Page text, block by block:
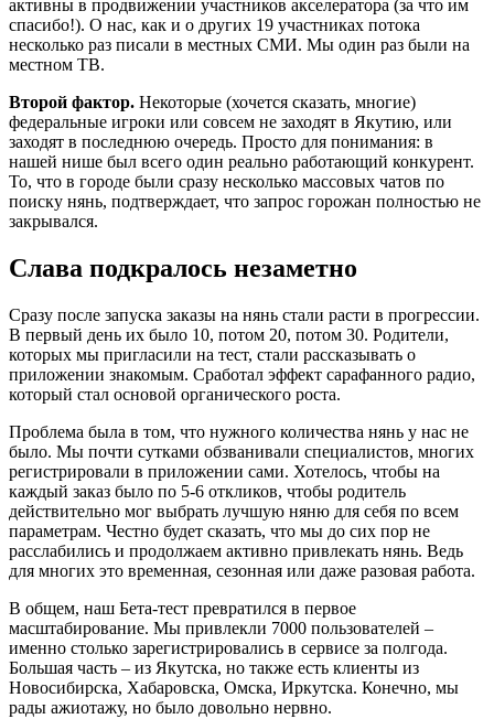
активны в продвижении участников акселератора (за что им
спасибо!). О нас, как и о других 19 участниках потока
несколько раз писали в местных СМИ. Мы один раз были на
местном ТВ.
Второй фактор. Некоторые (хочется сказать, многие)
федеральные игроки или совсем не заходят в Якутию, или
заходят в последнюю очередь. Просто для понимания: в
нашей нише был всего один реально работающий конкурент.
То, что в городе были сразу несколько массовых чатов по
поиску нянь, подтверждает, что запрос горожан полностью не
закрывался.
Слава подкралось незаметно
Сразу после запуска заказы на нянь стали расти в прогрессии.
В первый день их было 10, потом 20, потом 30. Родители,
которых мы пригласили на тест, стали рассказывать о
приложении знакомым. Сработал эффект сарафанного радио,
который стал основой органического роста.
Проблема была в том, что нужного количества нянь у нас не
было. Мы почти сутками обзванивали специалистов, многих
регистрировали в приложении сами. Хотелось, чтобы на
каждый заказ было по 5-6 откликов, чтобы родитель
действительно мог выбрать лучшую няню для себя по всем
параметрам. Честно будет сказать, что мы до сих пор не
расслабились и продолжаем активно привлекать нянь. Ведь
для многих это временная, сезонная или даже разовая работа.
В общем, наш Бета-тест превратился в первое
масштабирование. Мы привлекли 7000 пользователей –
именно столько зарегистрировались в сервисе за полгода.
Большая часть – из Якутска, но также есть клиенты из
Новосибирска, Хабаровска, Омска, Иркутска. Конечно, мы
рады ажиотажу, но было довольно нервно.